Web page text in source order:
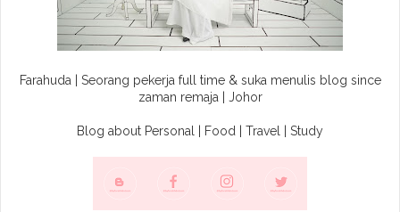
Farahuda | Seorang pekerja full time & suka menulis blog since
zaman remaja | Johor
Blog about Personal | Food | Travel | Study